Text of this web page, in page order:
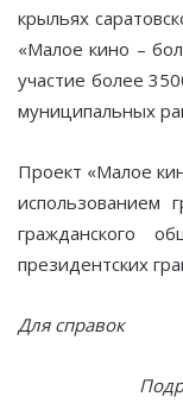
крыльях
«Малое кино –
участие более
муниципальных
Проект «Малое
использованием
гражданского
президентских
Для справок